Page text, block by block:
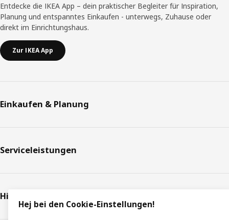
Entdecke die IKEA App – dein praktischer Begleiter für Inspiration,
Planung und entspanntes Einkaufen - unterwegs, Zuhause oder
direkt im Einrichtungshaus.
Zur IKEA App
Einkaufen & Planung
Serviceleistungen
Hilfe & Support
Hej bei den Cookie-Einstellungen!